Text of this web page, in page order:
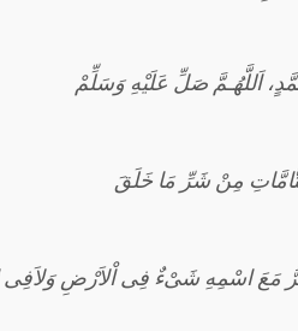
اَللَّهُـمَّ صَلِّ عَلَيْهِ وَسَلِّمْ
مِنْ شَرِّ مَا خَلَقَ
مَعَ اسْمِهِ شَىْءٌ فِى اْلاَرْضِ وَلاَفِى